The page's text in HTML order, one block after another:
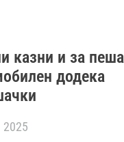
казни и за
додека
2025